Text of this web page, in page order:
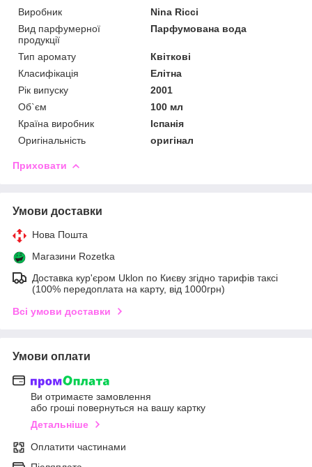
Виробник
Nina Ricci
Вид парфумерної
продукції
Парфумована вода
Тип аромату
Квіткові
Класифікація
Елітна
Рік випуску
2001
Об`єм
100 мл
Країна виробник
Іспанія
Оригінальність
оригінал
Приховати
Умови доставки
Нова Пошта
Магазини Rozetka
Доставка кур'єром Uklon по Києву згідно тарифів таксі
(100% передоплата на карту, від 1000грн)
Всі умови доставки
Умови оплати
Ви отримаєте замовлення
або гроші повернуться на вашу картку
Детальніше
Оплатити частинами